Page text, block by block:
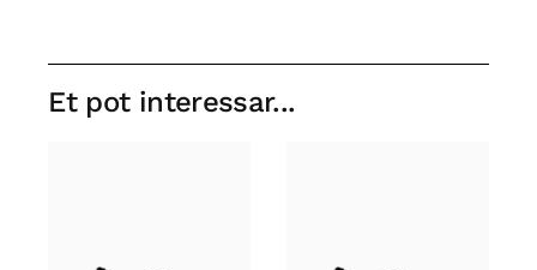
Et pot interessar...